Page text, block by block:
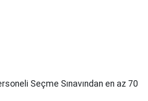
Seçme Sınavından en az 70